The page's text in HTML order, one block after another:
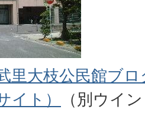
里大枝公民館ブ
イト）
（別ウイ